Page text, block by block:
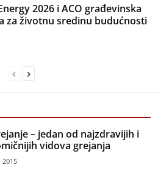
2026 i ACO građevinska
za životnu sredinu budućnosti
– jedan od najzdravijih i
vidova grejanja
2015